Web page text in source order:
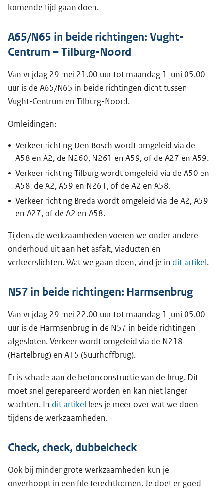
komende tijd gaan doen.
A65/N65 in beide richtingen: Vught-
Centrum – Tilburg-Noord
Van vrijdag 29 mei 21.00 uur tot maandag 1 juni 05.00
uur is de A65/N65 in beide richtingen dicht tussen
Vught-Centrum en Tilburg-Noord.
Omleidingen:
Verkeer richting Den Bosch wordt omgeleid via de
A58 en A2, de N260, N261 en A59, of de A27 en A59.
Verkeer richting Tilburg wordt omgeleid via de A50 en
A58, de A2, A59 en N261, of de A2 en A58.
Verkeer richting Breda wordt omgeleid via de A2, A59
en A27, of de A2 en A58.
Tijdens de werkzaamheden voeren we onder andere
onderhoud uit aan het asfalt, viaducten en
verkeerslichten. Wat we gaan doen, vind je in dit artikel.
N57 in beide richtingen: Harmsenbrug
Van vrijdag 29 mei 22.00 uur tot maandag 1 juni 05.00
uur is de Harmsenbrug in de N57 in beide richtingen
afgesloten. Verkeer wordt omgeleid via de N218
(Hartelbrug) en A15 (Suurhoffbrug).
Er is schade aan de betonconstructie van de brug. Dit
moet snel gerepareerd worden en kan niet langer
wachten. In dit artikel lees je meer over wat we doen
tijdens de werkzaamheden.
Check, check, dubbelcheck
Ook bij minder grote werkzaamheden kun je
onverhoopt in een file terechtkomen. Je doet er goed